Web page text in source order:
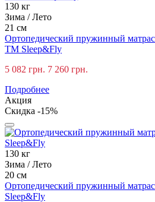
130 кг
Зима / Лето
21 см
Ортопедический пружинный
TM Sleep&Fly
5 082 грн. 7 260 грн.
Подробнее
Акция
Скидка -15%
130 кг
Зима / Лето
20 см
Ортопедический пружинный
Sleep&Fly